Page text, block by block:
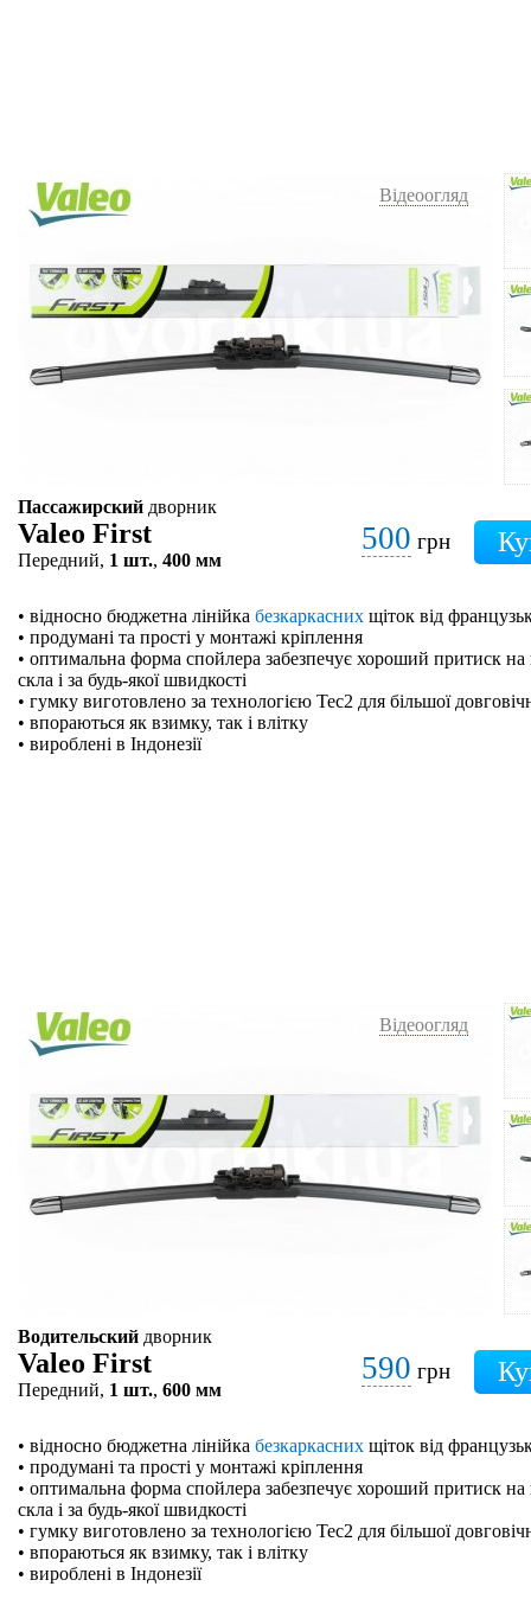
Відеоогляд
Пассажирский дворник
Valeo First
Передний, 1 шт., 400 мм
500 грн
• відносно бюджетна лінійка безкаркасних щіток від
• продумані та прості у монтажі кріплення
• оптимальна форма спойлера забезпечує хороший притиск на
скла і за будь-якої швидкості
• гумку виготовлено за технологією Tec2 для більшої
• впораються як взимку, так і влітку
• вироблені в Індонезії
Відеоогляд
Водительский дворник
Valeo First
Передний, 1 шт., 600 мм
590 грн
• відносно бюджетна лінійка безкаркасних щіток від
• продумані та прості у монтажі кріплення
• оптимальна форма спойлера забезпечує хороший притиск на
скла і за будь-якої швидкості
• гумку виготовлено за технологією Tec2 для більшої
• впораються як взимку, так і влітку
• вироблені в Індонезії